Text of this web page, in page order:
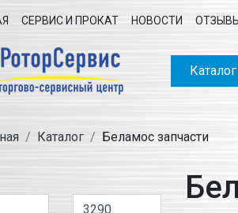
СЕРВИС И ПРОКАТ НОВОСТИ ОТЗЫВЫ
Каталог
Каталог Беламос запчасти